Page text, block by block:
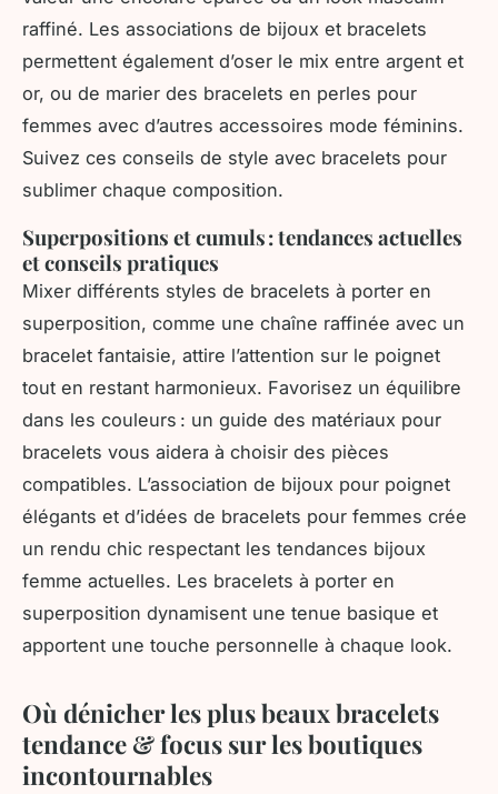
raffiné. Les associations de bijoux et bracelets
permettent également d’oser le mix entre argent et
or, ou de marier des bracelets en perles pour
femmes avec d’autres accessoires mode féminins.
Suivez ces conseils de style avec bracelets pour
sublimer chaque composition.
Superpositions et cumuls : tendances actuelles
et conseils pratiques
Mixer différents styles de bracelets à porter en
superposition, comme une chaîne raffinée avec un
bracelet fantaisie, attire l’attention sur le poignet
tout en restant harmonieux. Favorisez un équilibre
dans les couleurs : un guide des matériaux pour
bracelets vous aidera à choisir des pièces
compatibles. L’association de bijoux pour poignet
élégants et d’idées de bracelets pour femmes crée
un rendu chic respectant les tendances bijoux
femme actuelles. Les bracelets à porter en
superposition dynamisent une tenue basique et
apportent une touche personnelle à chaque look.
Où dénicher les plus beaux bracelets
tendance & focus sur les boutiques
incontournables